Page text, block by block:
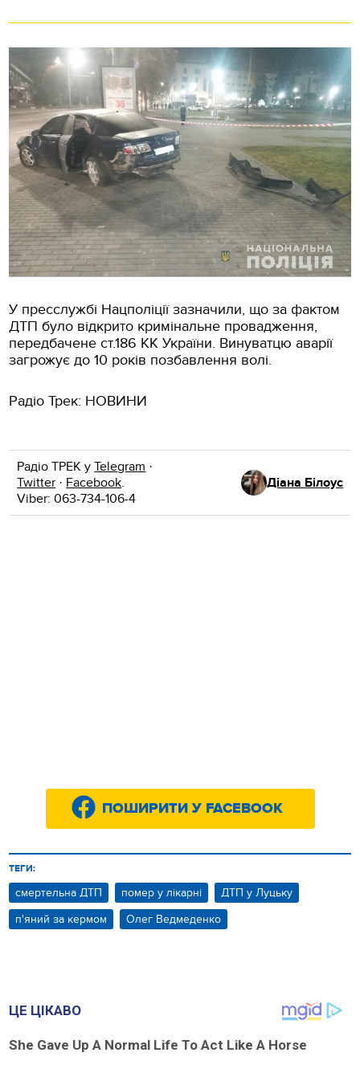
У пресслужбі Нацполіції зазначили, що за фактом
ДТП було відкрито кримінальне провадження,
передбачене ст.186 КК України. Винуватцю аварії
загрожує до 10 років позбавлення волі.
Радіо Трек: НОВИНИ
Радіо ТРЕК уTelegram ·
Twitter · Facebook.
Viber: 063-734-106-4
Діана Білоус
ПОШИРИТИ У FACEBOOK
ТЕГИ:
смертельна ДТП помер у лікарні
ДТП у Луцьку
п'яний за кермом
Олег Ведмеденко
ЦЕ ЦІКАВО
She Gave Up A Normal Life To Act Like A Horse